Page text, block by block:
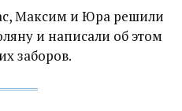
Максим и Юра решили
и написали об этом
заборов.